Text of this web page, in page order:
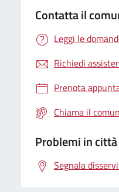
Contatta il
Leggi le
Richiedi
Prenota
Chiama il
Problemi in città
Segnala